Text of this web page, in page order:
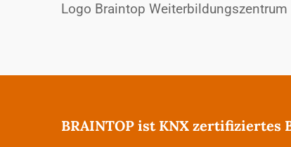
Logo Braintop
BRAINTOP ist KNX